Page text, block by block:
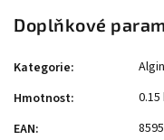
Doplňkové
Kategorie:
Hmotnost:
0.15
EAN: